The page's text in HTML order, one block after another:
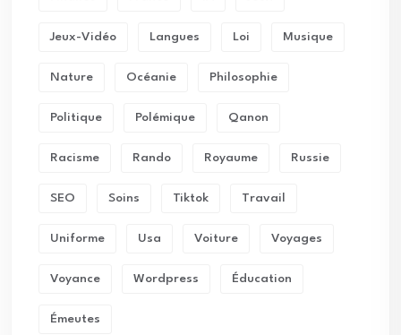
Jeux-Vidéo Langues Loi Musique
Nature Océanie Philosophie
Politique Polémique Qanon
Racisme Rando Royaume Russie
SEO Soins Tiktok Travail
Uniforme Usa Voiture Voyages
Voyance Wordpress Éducation
Émeutes